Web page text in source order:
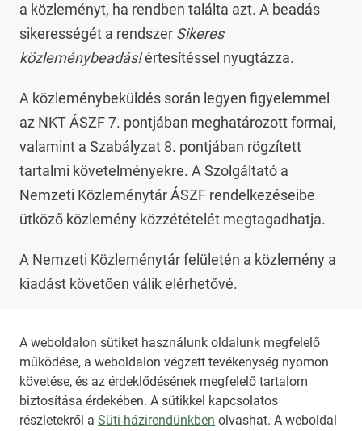
A weboldalon sütiket használunk oldalunk megfelelő
működése, a weboldalon végzett tevékenység nyomon
követése, és az érdeklődésének megfelelő tartalom
biztosítása érdekében. A sütikkel kapcsolatos
részletekről a Süti-házirendünkben olvashat. A weboldal
a közleményt, ha rendben találta azt. A beadás
sikerességét a rendszer Sikeres
közleménybeadás!értesítéssel nyugtázza.
A közleménybeküldés során legyen figyelemmel
az NKT ÁSZF 7. pontjában meghatározott formai,
valamint a Szabályzat 8. pontjában rögzített
tartalmi követelményekre. A Szolgáltató a
Nemzeti Közleménytár ÁSZF rendelkezéseibe
ütköző közlemény közzétételét megtagadhatja.
A Nemzeti Közleménytár felületén a közlemény a
kiadást követően válik elérhetővé.
minket azImpresszumban található
elérhetőségek valamelyikén.